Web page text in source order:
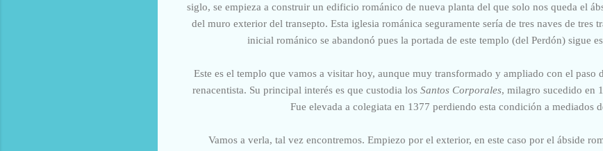
siglo, se empieza a construir un edificio románico de nueva planta del que solo nos queda el
del muro exterior del transepto. Esta iglesia románica seguramente sería de tres naves de tres
inicial románico se abandonó pues la portada de este templo (del Perdón) sigue
Este es el templo que vamos a visitar hoy, aunque muy transformado y ampliado con el paso
renacentista. Su principal interés es que custodia los Santos Corporales, milagro sucedido en
Fue elevada a colegiata en 1377 perdiendo esta condición a mediados
Vamos a verla, tal vez encontremos. Empiezo por el exterior, en este caso por el ábside